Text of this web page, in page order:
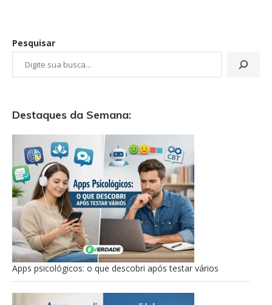
Pesquisar
Destaques da Semana:
Apps psicológicos: o que descobri após testar vários